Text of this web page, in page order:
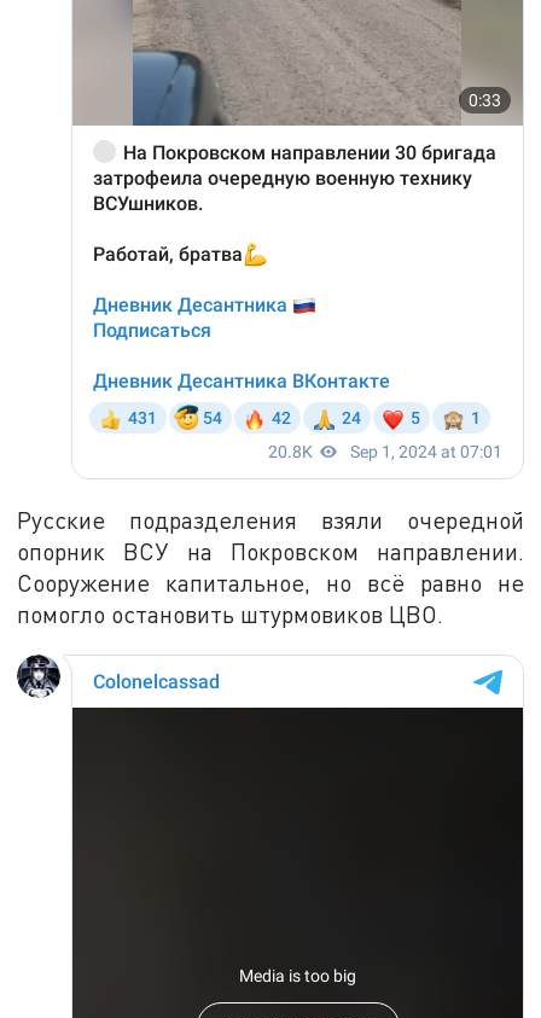
Русские подразделения взяли очередной
опорник ВСУ на Покровском направлении.
Сооружение капитальное, но всё равно не
помогло остановить штурмовиков ЦВО.